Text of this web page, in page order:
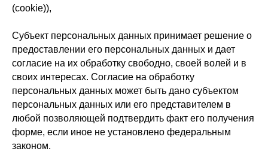
(cookie)),
Субъект персональных данных принимает решение о
предоставлении его персональных данных и дает
согласие на их обработку свободно, своей волей и в
своих интересах. Согласие на обработку
персональных данных может быть дано субъектом
персональных данных или его представителем в
любой позволяющей подтвердить факт его получения
форме, если иное не установлено федеральным
законом.